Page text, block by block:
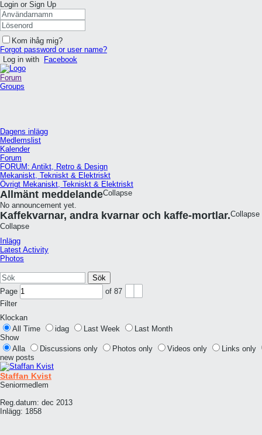
Login or Sign Up
Kom ihåg mig?
Forgot password or user name?
Log in with
Facebook
Forum
Groups
Dagens inlägg
Medlemslist
Kalender
Forum
FORUM: Antikt, Retro & Design
Mekaniskt, Tekniskt & Elektriskt
Övrigt Mekaniskt, Tekniskt & Elektriskt
Allmänt meddelandeCollapse
No announcement yet.
Kaffekvarnar, andra kvarnar och kaffe-mortlar.Collapse
Collapse
Inlägg
Latest Activity
Photos
Sök
Page
of 87
Filter
Klockan
All Time
idag Last Week
Last Month
Show
Alla
Discussions only Photos only Videos only Links only
new posts
Staffan Kvist
Seniormedlem
Reg.datum: dec 2013
Inlägg: 1858